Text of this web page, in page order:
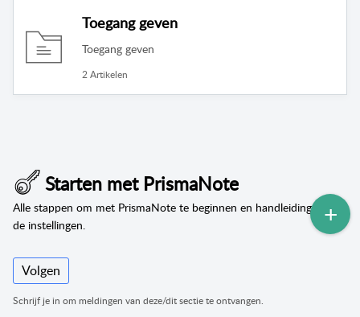
Toegang geven
Toegang geven
2 Artikelen
Starten met PrismaNote
Alle stappen om met PrismaNote te beginnen en handleiding van
de instellingen.
Volgen
Schrijf je in om meldingen van deze/dit sectie te ontvangen.